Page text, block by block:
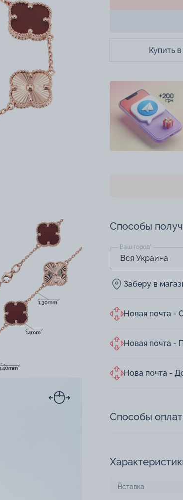
Купить в
Способы
Ваш город*
Заберу в
Новая почта -
Новая почта -
Нова почта -
Способы
Вставка